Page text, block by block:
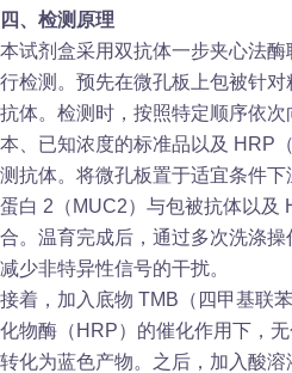
四、检测原理
本试剂盒采用双抗体一步夹心法
行检测。预先在微孔板上包被针
抗体。检测时，按照特定顺序依
本、已知浓度的标准品以及 HRP
测抗体。将微孔板置于适宜条件
蛋白 2（MUC2）与包被抗体以及
合。温育完成后，通过多次洗涤
减少非特异性信号的干扰。
接着，加入底物 TMB（四甲基联
化物酶（HRP）的催化作用下，
转化为蓝色产物。之后，加入酸